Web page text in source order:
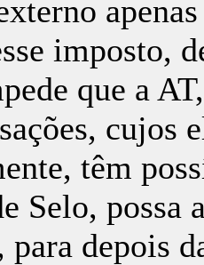
imposto,
que a
cujos
têm
Selo, possa
para depois